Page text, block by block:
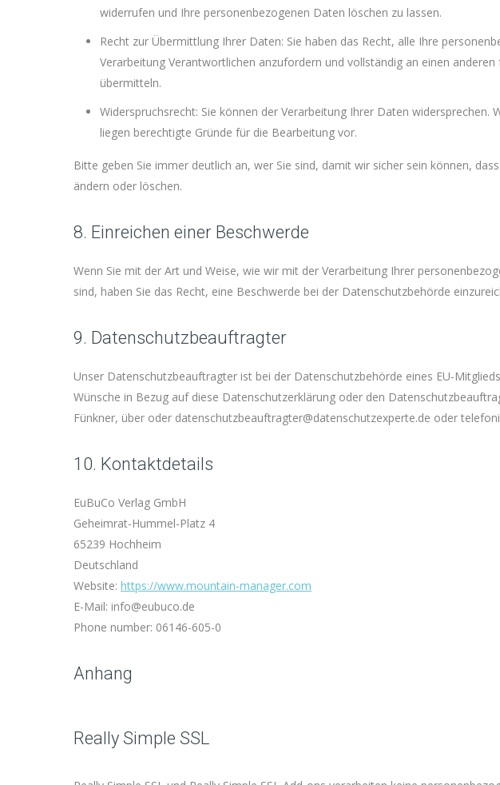
widerrufen und Ihre personenbezogenen Daten löschen zu lassen.
Recht zur Übermittlung Ihrer Daten: Sie haben das Recht, alle Ihre
Verarbeitung Verantwortlichen anzufordern und vollständig an einen
übermitteln.
Widerspruchsrecht: Sie können der Verarbeitung Ihrer Daten widersprechen.
liegen berechtigte Gründe für die Bearbeitung vor.
Bitte geben Sie immer deutlich an, wer Sie sind, damit wir sicher sein können,
ändern oder löschen.
8. Einreichen einer Beschwerde
Wenn Sie mit der Art und Weise, wie wir mit der Verarbeitung Ihrer
sind, haben Sie das Recht, eine Beschwerde bei der Datenschutzbehörde
9. Datenschutzbeauftragter
Unser Datenschutzbeauftragter ist bei der Datenschutzbehörde eines EU-
Wünsche in Bezug auf diese Datenschutzerklärung oder den
Fünkner, über oder datenschutzbeauftragter@datenschutzexperte.de oder
10. Kontaktdetails
EuBuCo Verlag GmbH
Geheimrat-Hummel-Platz 4
65239 Hochheim
Deutschland
Website: https://www.mountain-manager.com
E-Mail: info@eubuco.de
Phone number: 06146-605-0
Anhang
Really Simple SSL